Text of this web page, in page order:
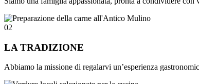
02
LA TRADIZIONE
Abbiamo la missione di regalarvi un’esperienza